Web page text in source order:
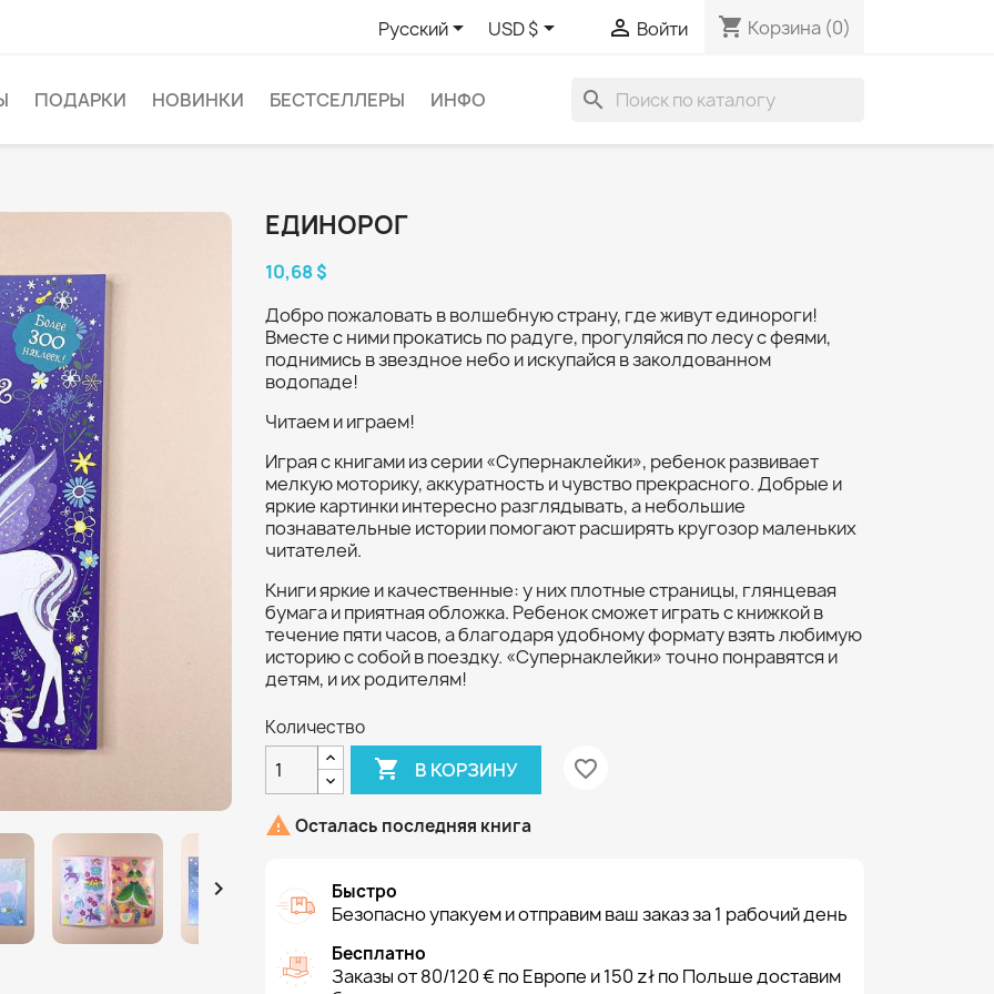
Русский USD $  Войти shopping_cart Корзина (0)
ПОДАРКИ НОВИНКИ БЕСТСЕЛЛЕРЫ ИНФО search

ЕДИНОРОГ
10,68 $
Добро пожаловать в волшебную страну, где живут единороги!
Вместе с ними прокатись по радуге, прогуляйся по лесу с феями,
поднимись в звездное небо и искупайся в заколдованном
водопаде!
Читаем и играем!
Играя с книгами из серии «Супернаклейки», ребенок развивает
мелкую моторику, аккуратность и чувство прекрасного. Добрые и
яркие картинки интересно разглядывать, а небольшие
познавательные истории помогают расширять кругозор маленьких
читателей.
Книги яркие и качественные: у них плотные страницы, глянцевая
бумага и приятная обложка. Ребенок сможет играть с книжкой в
течение пяти часов, а благодаря удобному формату взять любимую
историю с собой в поездку. «Супернаклейки» точно понравятся и
детям, и их родителям!
Количество
 В КОРЗИНУ favorite_border
 Осталась последняя книга
Быстро
Безопасно упакуем и отправим ваш заказ за 1 рабочий день
Бесплатно
Заказы от 80/120 € по Европе и 150 zł по Польше доставим